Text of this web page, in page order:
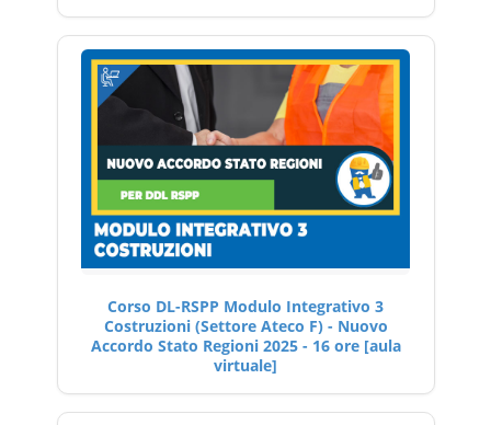
Corso DL-RSPP Modulo Integrativo 3
Costruzioni (Settore Ateco F) - Nuovo
Accordo Stato Regioni 2025 - 16 ore [aula
virtuale]